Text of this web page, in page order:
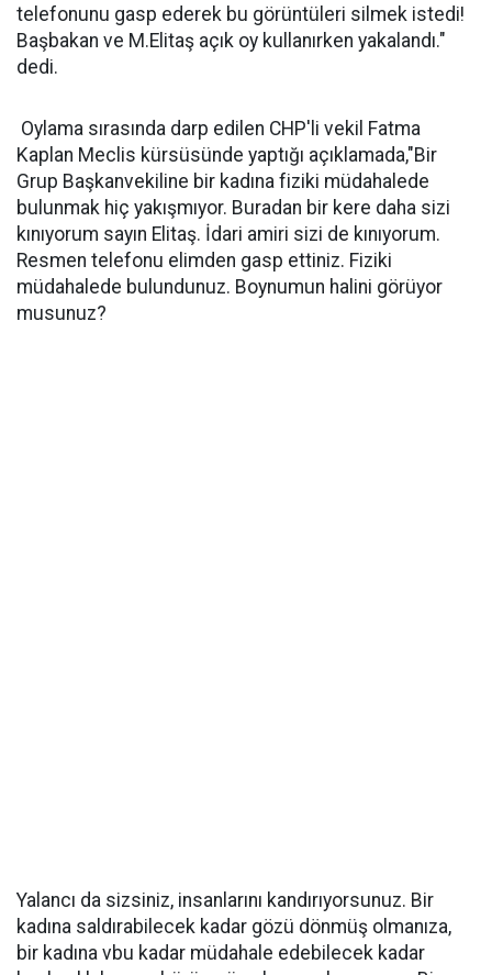
telefonunu gasp ederek bu görüntüleri silmek istedi!
Başbakan ve M.Elitaş açık oy kullanırken yakalandı."
dedi.
Oylama sırasında darp edilen CHP'li vekil Fatma
Kaplan Meclis kürsüsünde yaptığı açıklamada,"Bir
Grup Başkanvekiline bir kadına fiziki müdahalede
bulunmak hiç yakışmıyor. Buradan bir kere daha sizi
kınıyorum sayın Elitaş. İdari amiri sizi de kınıyorum.
Resmen telefonu elimden gasp ettiniz. Fiziki
müdahalede bulundunuz. Boynumun halini görüyor
musunuz?
Yalancı da sizsiniz, insanlarını kandırıyorsunuz. Bir
kadına saldırabilecek kadar gözü dönmüş olmanıza,
bir kadına vbu kadar müdahale edebilecek kadar